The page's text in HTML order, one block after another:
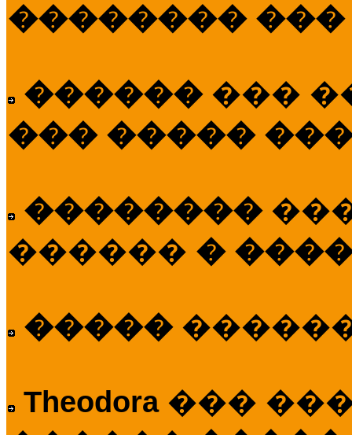
��������
������ ���
��� �����
��������
������ �
�����
Theodora ���